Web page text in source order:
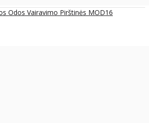
Odos Vairavimo Pirštinės MOD16